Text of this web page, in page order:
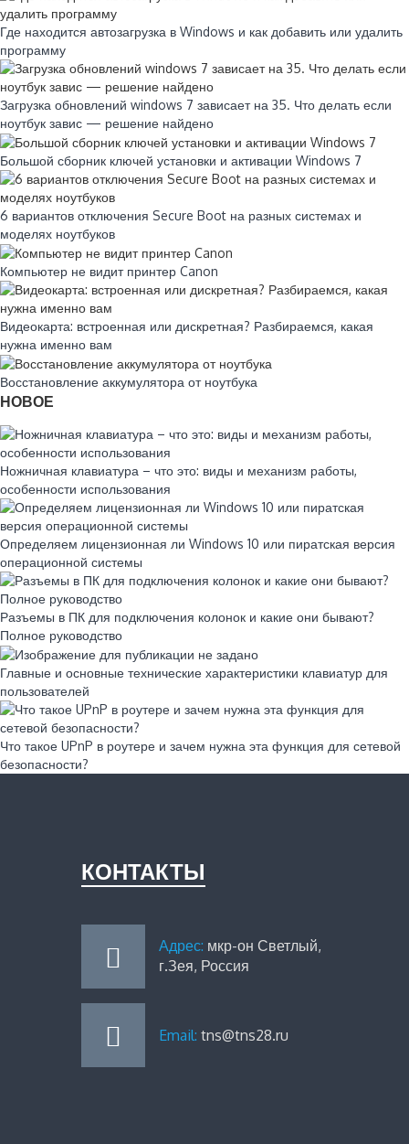
Где находится автозагрузка в Windows и как добавить или удалить
программу
Загрузка обновлений windows 7 зависает на 35. Что делать если
ноутбук завис — решение найдено
Большой сборник ключей установки и активации Windows 7
6 вариантов отключения Secure Boot на разных системах и
моделях ноутбуков
Компьютер не видит принтер Canon
Видеокарта: встроенная или дискретная? Разбираемся, какая
нужна именно вам
Восстановление аккумулятора от ноутбука
НОВОЕ
Ножничная клавиатура – что это: виды и механизм работы,
особенности использования
Определяем лицензионная ли Windows 10 или пиратская версия
операционной системы
Разъемы в ПК для подключения колонок и какие они бывают?
Полное руководство
Главные и основные технические характеристики клавиатур для
пользователей
Что такое UPnP в роутере и зачем нужна эта функция для сетевой
безопасности?
КОНТАКТЫ
Адрес: мкр-он Светлый,
г.Зея, Россия
Email: tns@tns28.ru